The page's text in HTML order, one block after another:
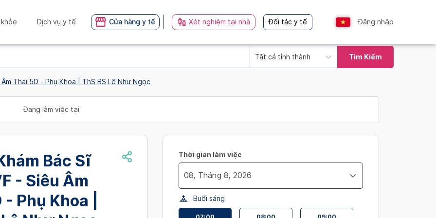
Dịch vụ y tế Cửa hàng y tế Xét nghiệm tại nhà Đối tác y tế Đăng nhập
Tất cả tỉnh thành Tìm Kiếm
Thai 5D - Phụ Khoa | ThS BS Lê Như Ngọc
Đang làm việc tại
Bác Sĩ
- Siêu Âm
Phụ Khoa |
Thời gian làm việc
Navigate
forward
Buổi sáng